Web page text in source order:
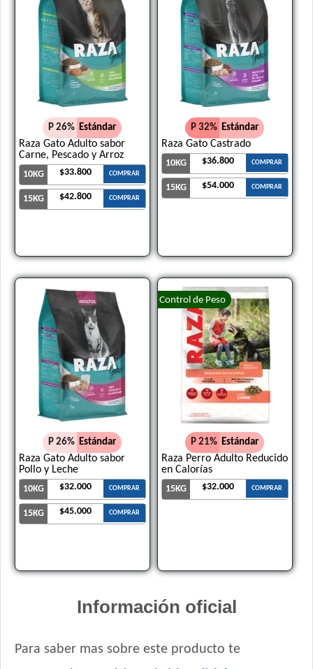
P 26% Estándar
Raza Gato Adulto sabor
Carne, Pescado y Arroz
10KG $33.800 COMPRAR
15KG $42.800 COMPRAR
P 32% Estándar
Raza Gato Castrado
10KG $36.800 COMPRAR
15KG $54.000 COMPRAR
P 26% Estándar
Raza Gato Adulto sabor
Pollo y Leche
10KG $32.000 COMPRAR
15KG $45.000 COMPRAR
Control de Peso
P 21% Estándar
Raza Perro Adulto Reducido
en Calorías
15KG $32.000 COMPRAR
Información oficial
Para saber mas sobre este producto te